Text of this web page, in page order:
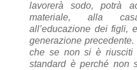
lavorerà sodo, potrà
materiale, alla
all’educazione dei figli,
generazione
che se non si è riusciti
standard è perché